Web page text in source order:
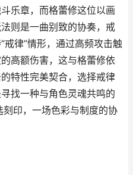
乐章，而格蕾修这位以画
则是一曲别致的协奏，戒
律”情形，通过高频攻击触
高额伤害，这与格蕾修依
特性完美契合，选择戒律
找一种与角色灵魂共鸣的
印，一场色彩与制度的协